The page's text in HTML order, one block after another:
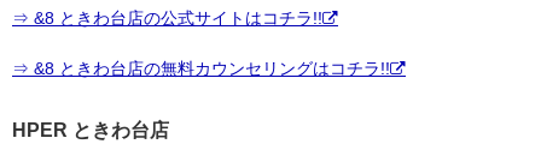
⇒ &8 ときわ台店の公式サイトはコチラ!!
⇒ &8 ときわ台店の無料カウンセリングはコチラ!!
HPER ときわ台店